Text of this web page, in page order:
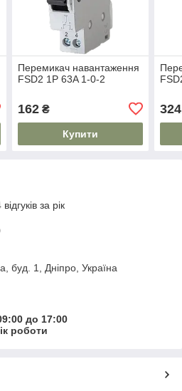
Перемикач навантаження
FSD2 1P 63A 1-0-2
162₴
Купити
324
за рік
буд. 1, Дніпро, Україна
до 17:00
роботи